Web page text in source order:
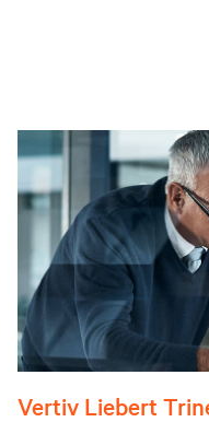
Vertiv Liebert